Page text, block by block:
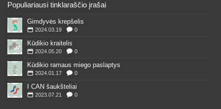
Populiariausi tinklaraščio įrašai
Gimdyvės krepšelis
2024.03.19 0
Kūdikio kraitelis
2024.05.20 0
Kūdikio ramaus miego paslaptys
2024.01.17 0
I CAN šaukšteliai
2023.07.21 0